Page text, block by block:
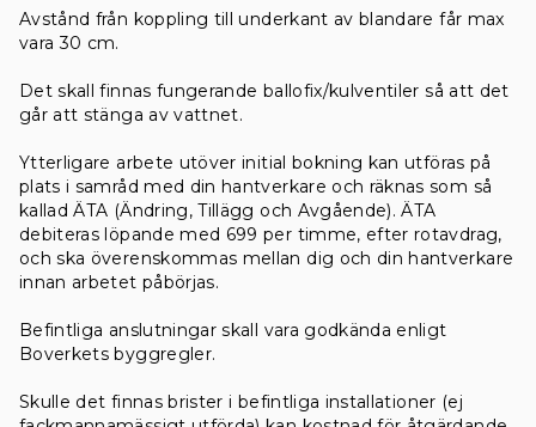
Avstånd från koppling till underkant av blandare får max
vara 30 cm.
Det skall finnas fungerande ballofix/kulventiler så att det
går att stänga av vattnet.
Ytterligare arbete utöver initial bokning kan utföras på
plats i samråd med din hantverkare och räknas som så
kallad ÄTA (Ändring, Tillägg och Avgående). ÄTA
debiteras löpande med 699 per timme, efter rotavdrag,
och ska överenskommas mellan dig och din hantverkare
innan arbetet påbörjas.
Befintliga anslutningar skall vara godkända enligt
Boverkets byggregler.
Skulle det finnas brister i befintliga installationer (ej